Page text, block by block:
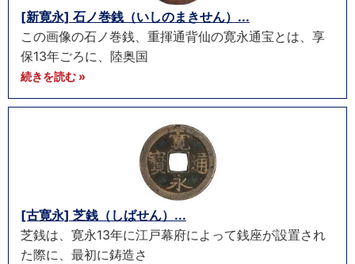
[新寛永] 石ノ巻銭（いしのまきせん）...
この画像の石ノ巻銭、重揮通背仙の寛永通宝とは、享
保13年ごろに、陸奥国
続きを読む »
[古寛永] 芝銭（しばせん）...
芝銭は、寛永13年に江戸幕府によって銭座が設置され
た際に、最初に鋳造さ